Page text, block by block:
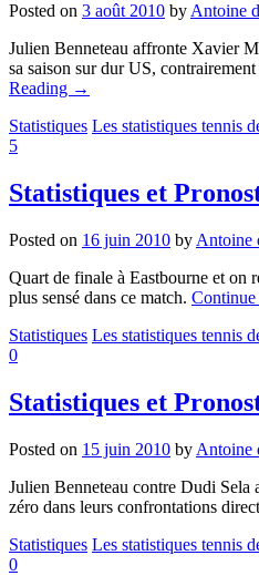
Posted on 3 août 2010 byAntoine
Julien Benneteau affronte Xavier
sa saison sur dur US,
Reading →
Statistiques Les statistiques tennis
5
Statistiques et
Posted on 16 juin 2010 by Antoine
Quart de finale à Eastbourne et on
plus sensé dans ce match.
Statistiques Les statistiques tennis
0
Statistiques et
Posted on 15 juin 2010 by Antoine
Julien Benneteau contre Dudi Sela
zéro dans leurs confrontations
Statistiques Les statistiques tennis
0